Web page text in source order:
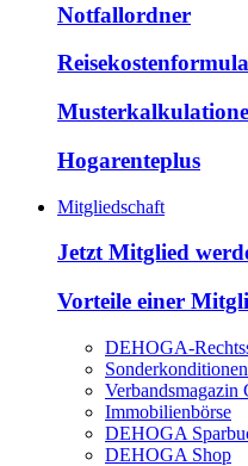
Notfallordner
Hogarenteplus
Mitgliedschaft
Jetzt Mitglied
Vorteile einer
DEHOGA-
Verbandsmagazin
Immobilienbörse
DEHOGA
DEHOGA Shop